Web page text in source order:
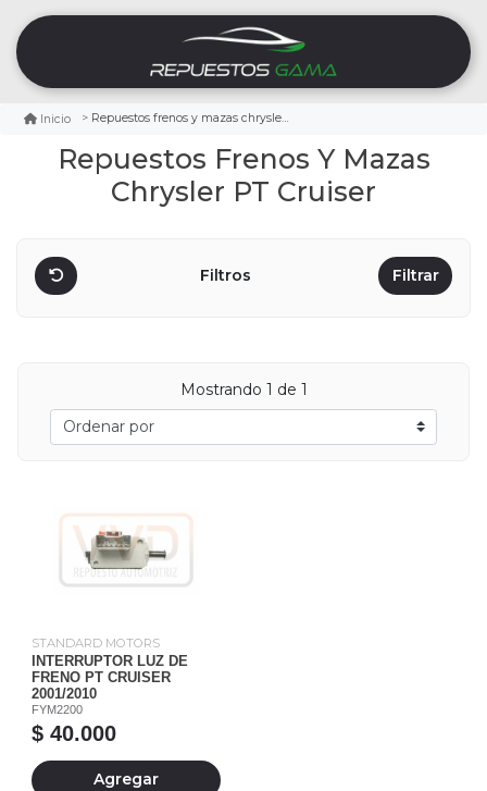
Inicio Repuestos frenos y mazas chrysler pt cruiser
Repuestos Frenos Y Mazas
Chrysler PT Cruiser
Filtros Filtrar
Mostrando 1 de 1
STANDARD MOTORS
INTERRUPTOR LUZ DE
FRENO PT CRUISER
2001/2010
FYM2200
$ 40.000
Agregar